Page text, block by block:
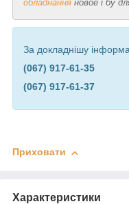
обладнання новое і бу
За докладнішу
(067) 917-61-35
(067) 917-61-37
Приховати
Характеристики